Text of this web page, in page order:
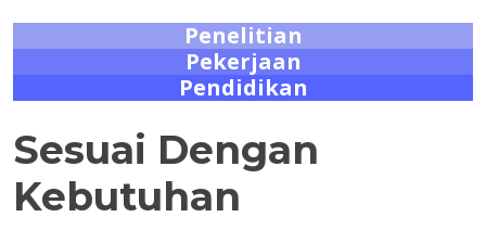
Penelitian
Pekerjaan
Pendidikan
Sesuai Dengan
Kebutuhan